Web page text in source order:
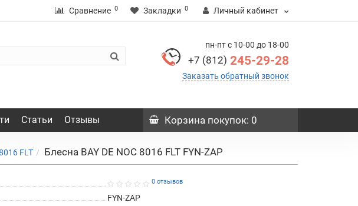
Сравнение 0 Закладки 0 Личный кабинет
пн-пт с 10-00 до 18-00
+7 (812) 245-29-28
Заказать обратный звонок
Статьи Отзывы Корзина покупок: 0
FLT Блесна BAY DE NOC 8016 FLT FYN-ZAP
0 отзывов
FYN-ZAP